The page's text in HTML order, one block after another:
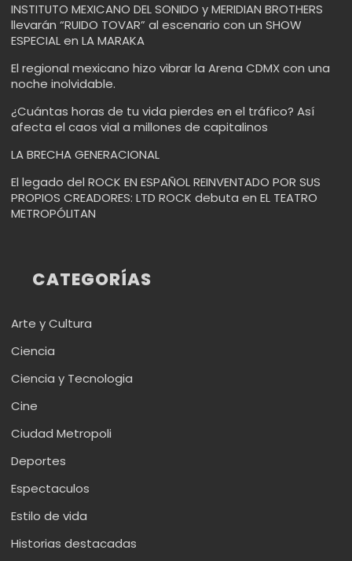
INSTITUTO MEXICANO DEL SONIDO y MERIDIAN BROTHERS
llevarán “RUIDO TOVAR” al escenario con un SHOW
ESPECIAL en LA MARAKA
El regional mexicano hizo vibrar la Arena CDMX con una
noche inolvidable.
¿Cuántas horas de tu vida pierdes en el tráfico? Así
afecta el caos vial a millones de capitalinos
LA BRECHA GENERACIONAL
El legado del ROCK EN ESPAÑOL REINVENTADO POR SUS
PROPIOS CREADORES: LTD ROCK debuta en EL TEATRO
METROPÓLITAN
CATEGORÍAS
Arte y Cultura
Ciencia
Ciencia y Tecnologia
Cine
Ciudad Metropoli
Deportes
Espectaculos
Estilo de vida
Historias destacadas